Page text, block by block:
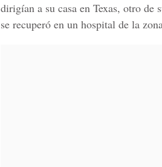
dirigían a su casa en Texas, otro de
se recuperó en un hospital de la